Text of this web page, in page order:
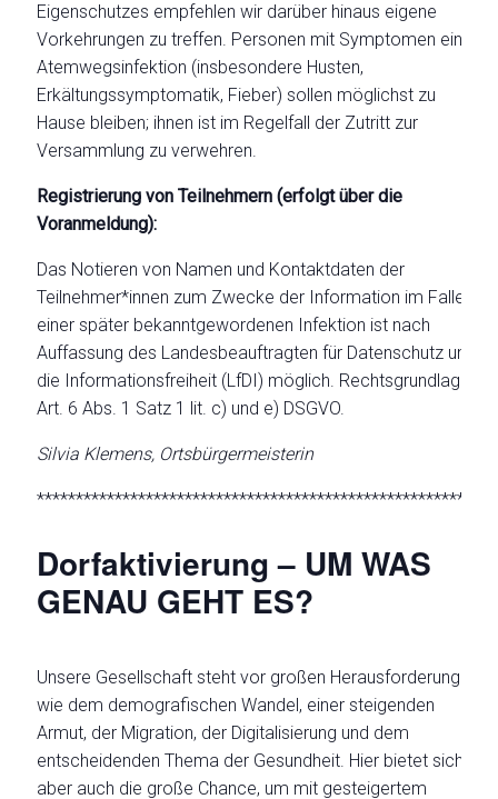
Eigenschutzes empfehlen wir darüber hinaus eigene
Vorkehrungen zu treffen. Personen mit Symptomen einer
Atemwegsinfektion (insbesondere Husten,
Erkältungssymptomatik, Fieber) sollen möglichst zu
Hause bleiben; ihnen ist im Regelfall der Zutritt zur
Versammlung zu verwehren.
Registrierung von Teilnehmern (erfolgt über die
Voranmeldung):
Das Notieren von Namen und Kontaktdaten der
Teilnehmer*innen zum Zwecke der Information im Falle
einer später bekanntgewordenen Infektion ist nach
Auffassung des Landesbeauftragten für Datenschutz und
die Informationsfreiheit (LfDI) möglich. Rechtsgrundlage:
Art. 6 Abs. 1 Satz 1 lit. c) und e) DSGVO.
Silvia Klemens, Ortsbürgermeisterin
*********************************************************
Dorfaktivierung – UM WAS
GENAU GEHT ES?
Unsere Gesellschaft steht vor großen Herausforderungen
wie dem demografischen Wandel, einer steigenden
Armut, der Migration, der Digitalisierung und dem
entscheidenden Thema der Gesundheit. Hier bietet sich
aber auch die große Chance, um mit gesteigertem